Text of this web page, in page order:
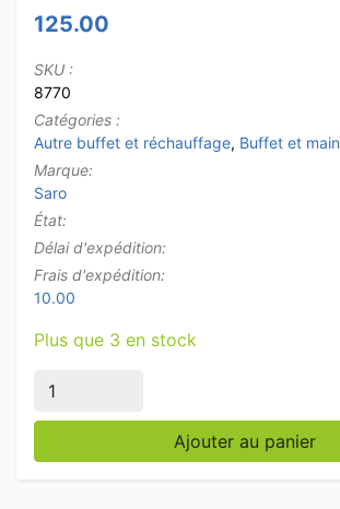
125.00
SKU :
8770
Catégories :
Autre buffet et réchauffage, Buffet et
Marque:
Saro
État:
Délai d'expédition:
Frais d'expédition:
10.00
Plus que 3 en stock
quantité de Acier inoxydable Saro
Ajouter au panier